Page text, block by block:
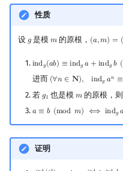
LaTeX 入门
优化
动态 DP
DP 套 DP
DP 优化
其它 DP 方法
后缀自动机 (SAM)
广义后缀自动机
后缀树
Manacher
符号化方法
形式幂级数复合|复合逆
普通生成函数
指数生成函数
分拆数
Pólya 计数
图论计数
Jordan标准型
树状数组
划分树
二叉搜索树 & 平衡树
跳表
拆点
环计数问题
最小环
2-SAT
随机增量法
计算几何杂项
表达式求值
主元素问题
Garsia–Wachs 算法
15-puzzle
性质
设 𝑔
g是模 𝑚
m的原根， (𝑎,𝑚) = (
(a,m)= (b
ind𝑔(𝑎𝑏) ≡ ind𝑔 𝑎 + ind𝑔 𝑏 (
indg(ab ≡indga+ indgb(
进而 (∀𝑛 ∈ 𝐍), ind𝑔 𝑎𝑛 ≡
(∀n∈N), indgan ≡n
若 𝑔1
g1 也是模𝑚
m 的原根，
𝑎 ≡ 𝑏 (mod 𝑚) ⟺ ind𝑔
a≡b (modm) ⟺ indg a=ind
证明